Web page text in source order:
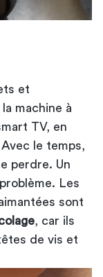
et
machine à
TV, en
le temps,
perdre. Un
Les
sont
, car ils
de vis et